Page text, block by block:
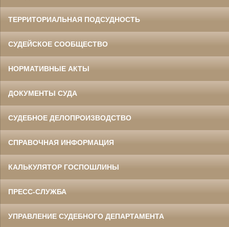
ТЕРРИТОРИАЛЬНАЯ ПОДСУДНОСТЬ
СУДЕЙСКОЕ СООБЩЕСТВО
НОРМАТИВНЫЕ АКТЫ
ДОКУМЕНТЫ СУДА
СУДЕБНОЕ ДЕЛОПРОИЗВОДСТВО
СПРАВОЧНАЯ ИНФОРМАЦИЯ
КАЛЬКУЛЯТОР ГОСПОШЛИНЫ
ПРЕСС-СЛУЖБА
УПРАВЛЕНИЕ СУДЕБНОГО ДЕПАРТАМЕНТА